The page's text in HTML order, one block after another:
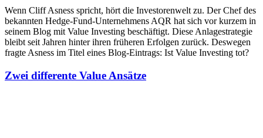
Wenn Cliff Asness spricht, hört die Investorenwelt zu. Der Chef des
bekannten Hedge-Fund-Unternehmens AQR hat sich vor kurzem in
seinem Blog mit Value Investing beschäftigt. Diese Anlagestrategie
bleibt seit Jahren hinter ihren früheren Erfolgen zurück. Deswegen
fragte Asness im Titel eines Blog-Eintrags: Ist Value Investing tot?
Zwei differente Value Ansätze